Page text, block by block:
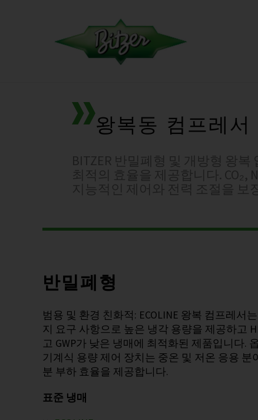
왕복동 컴프레서
BITZER 반밀폐형 및 개방형 왕
최적의 효율을 제공합니다. CO₂,
지능적인 제어와 전력 조절을 보
반밀폐형
범용 및 환경 친화적: ECOLINE 왕복 컴프레서
지 요구 사항으로 높은 냉각 용량을 제공하고
고 GWP가 낮은 냉매에 최적화된 제품입니다. 옵
기계식 용량 제어 장치는 중온 및 저온 응용 분
분 부하 효율을 제공합니다.
표준 냉매